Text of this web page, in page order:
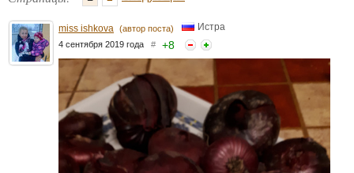
miss ishkova (автор поста) Истра
4 сентября 2019 года # +8